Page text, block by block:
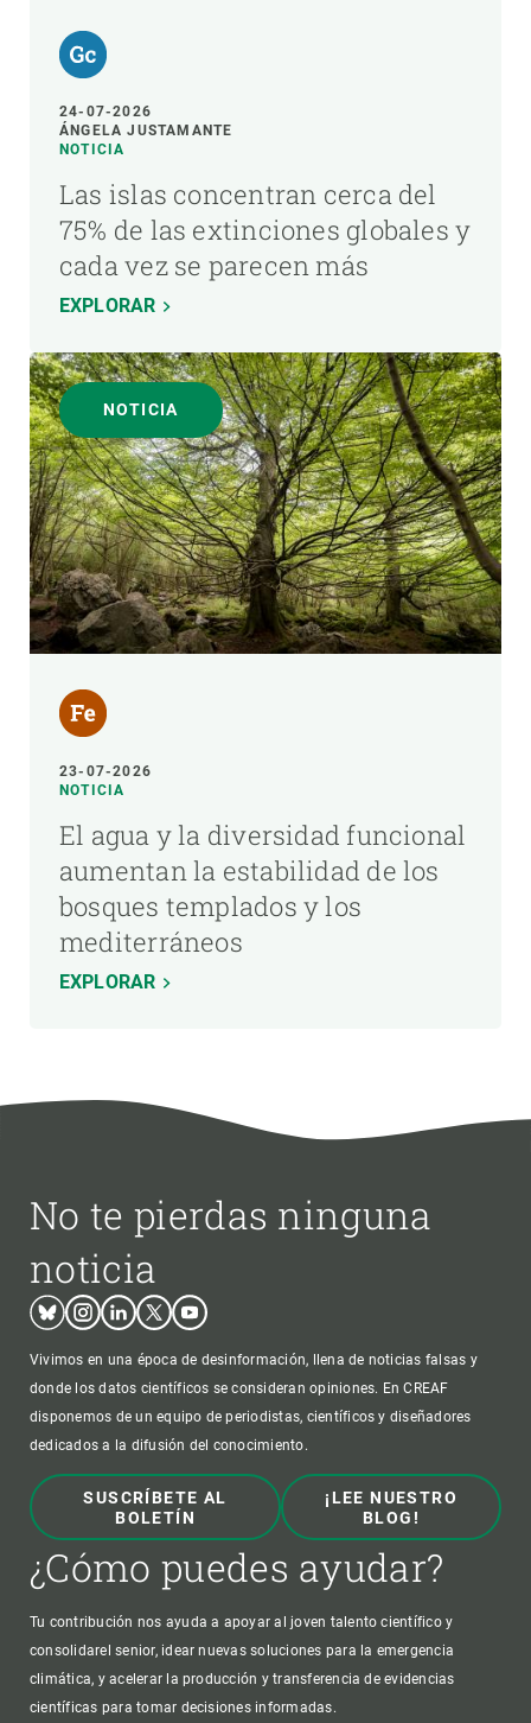
24-07-2026
ÁNGELA JUSTAMANTE
NOTICIA
Las islas concentran cerca del
75% de las extinciones globales y
cada vez se parecen más
EXPLORAR
NOTICIA
23-07-2026
NOTICIA
El agua y la diversidad funcional
aumentan la estabilidad de los
bosques templados y los
mediterráneos
EXPLORAR
No te pierdas ninguna
noticia
BlueskyInstagram
LinkedinTwitterYoutube
Vivimos en una época de desinformación, llena de noticias falsas y
donde los datos científicos se consideran opiniones. En CREAF
disponemos de un equipo de periodistas, científicos y diseñadores
dedicados a la difusión del conocimiento.
SUSCRÍBETE AL
BOLETÍN
¡LEE NUESTRO
BLOG!
¿Cómo puedes ayudar?
Tu contribución nos ayuda a apoyar al joven talento científico y
consolidarel senior, idear nuevas soluciones para la emergencia
climática, y acelerar la producción y transferencia de evidencias
científicas para tomar decisiones informadas.